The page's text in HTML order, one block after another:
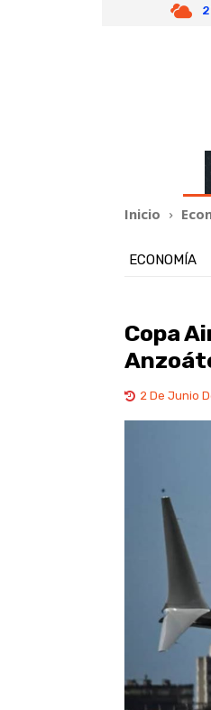
Inicio
ECONOMÍA
Copa
2 De Junio